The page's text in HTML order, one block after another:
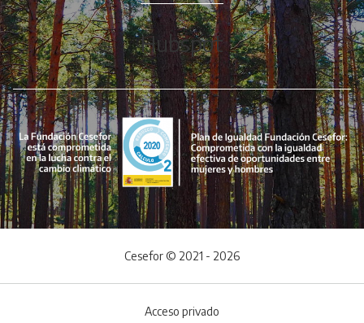
Hubspot
Cesefor © 2021 - 2026
Acceso privado